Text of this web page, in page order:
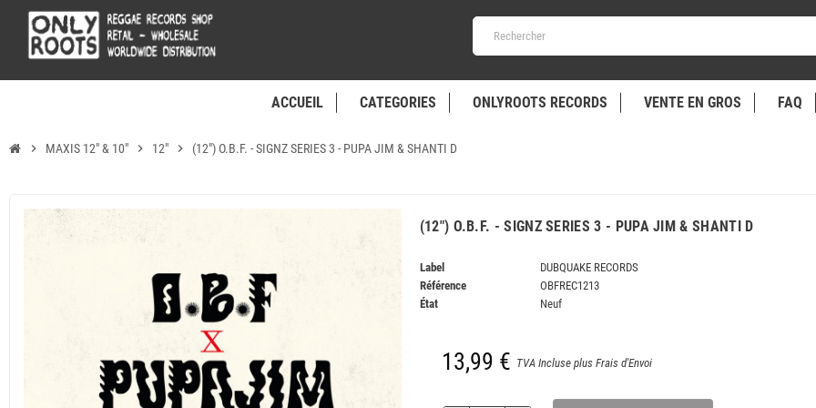
ACCUEIL CATEGORIES ONLYROOTS RECORDS VENTE EN GROS FAQ
chevron_right MAXIS 12" & 10" chevron_right 12" chevron_right (12") O.B.F. - SIGNZ SERIES 3 - PUPA JIM & SHANTI D
(12") O.B.F. - SIGNZ SERIES 3 - PUPA JIM & SHANTI D
Label
DUBQUAKE RECORDS
Référence
OBFREC1213
État
Neuf
13,99 € TVA Incluse plus Frais d'Envoi